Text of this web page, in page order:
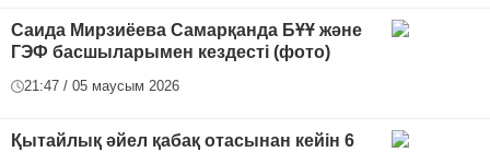
Саида Мирзиёева Самарқанда БҰҰ және
ГЭФ басшыларымен кездесті (фото)
21:47 / 05 маусым 2026
Қытайлық әйел қабақ отасынан кейін 6